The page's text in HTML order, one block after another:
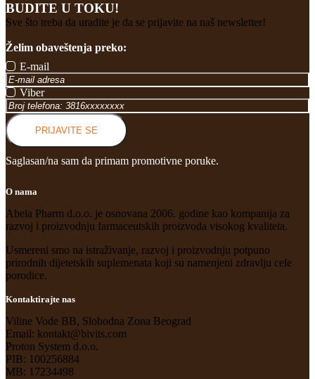
BUDITE U TOKU!
Sve što treba da uradite je da se prijavite na naš newsletter!
Želim obaveštenja preko:
E-mail
Viber
PRIJAVITE SE
Saglasan/na sam da primam promotivne poruke.
O nama
Abela Pharm d.o.o. je osnovana 2006. godine kao kompanija za
razvoj i proizvodnju farmaceutskih proizvoda visokog kvaliteta.
Usmereni smo na istraživanje, razvoj i proizvodnju potpuno
prirodnih dijetetskih suplemenata koji su namenjeni zdravlju cele
porodice.
Kontaktirajte nas
Viline Vode BB, Slobodna Zona Beograd
Email: kontakt@bivits.com
Proton System d.o.o.
PIB: 100256884
MB: 17234498